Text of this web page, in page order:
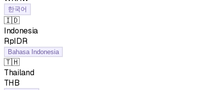
한국어
🇮🇩
Indonesia
RpIDR
Bahasa Indonesia
🇹🇭
Thailand
฿THB